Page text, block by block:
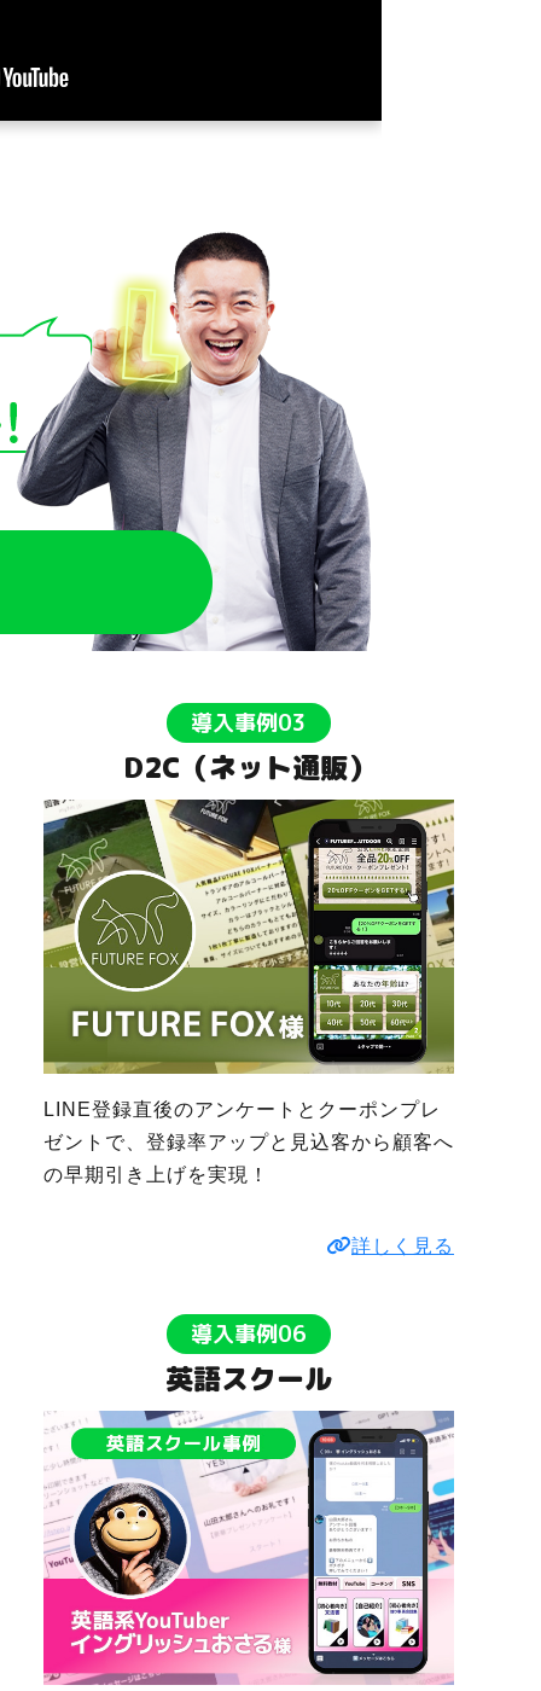
導入事例03
D2C（ネット通販）
LINE登録直後のアンケートとクーポンプレ
ゼントで、登録率アップと見込客から顧客へ
の早期引き上げを実現！
詳しく見る
導入事例06
英語スクール